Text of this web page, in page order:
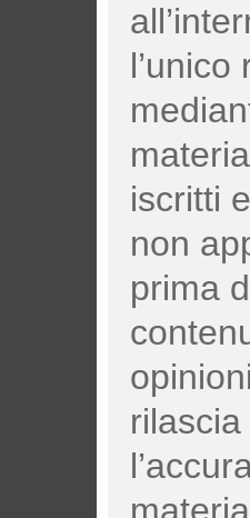
iscritti
non
prima